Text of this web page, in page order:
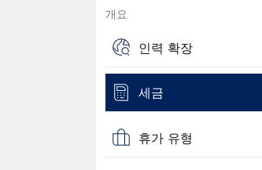
개요
인력 확장
세금
휴가 유형